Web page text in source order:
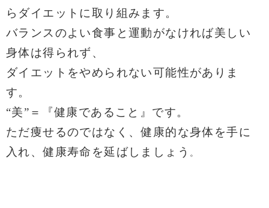
らダイエットに取り組みます。
バランスのよい食事と運動がなければ美しい
身体は得られず、
ダイエットをやめられない可能性がありま
す。
“美”＝『健康であること』です。
ただ痩せるのではなく、健康的な身体を手に
入れ、健康寿命を延ばしましょう 。